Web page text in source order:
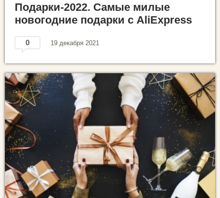
Подарки-2022. Самые милые
новогодние подарки с AliExpress
0 19 декабря 2021